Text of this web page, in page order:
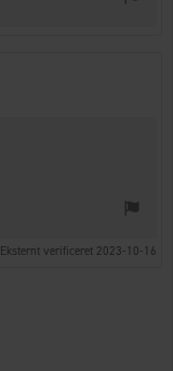
Eksternt verificeret 2023-10-16